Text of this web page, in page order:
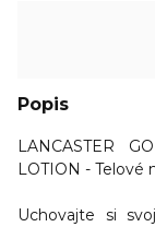
Popis
LANCASTER
LOTION - Telové
Uchovajte si